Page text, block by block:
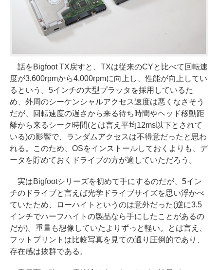
話をBigfoot TX戻すと、TXは従来のCYと比べて回転速
度が3,600rpmから4,000rpmに向上し、性能が向上してい
るという。5インチの大型プラッタを採用しているた
め、外周のシーケンシャルアクセス速度は悪くなさそう
だが、回転速度の遅さから来る待ち時間やヘッド移動距
離から来るシーク時間(とは言え平均12ms以下とされて
いる)の影響で、ランダムアクセスは不得意だったと思わ
れる。このため、OSをインストールしておくよりも、デ
ータを貯めておくドライブの方が適していただろう。
実はBigfootシリーズを初めて手にするのだが、5イン
チのドライブと言えば光学ドライブサイズを思い浮かべ
ていたため、ローハイトというのは意外だった(逆に3.5
インチでハーフハイトの製品なら手にしたことがあるの
だが)。重量も想像していたよりずっと軽い。とは言え、
フットプリントは比較写真を見ての通り圧倒的であり、
存在感は抜群である。